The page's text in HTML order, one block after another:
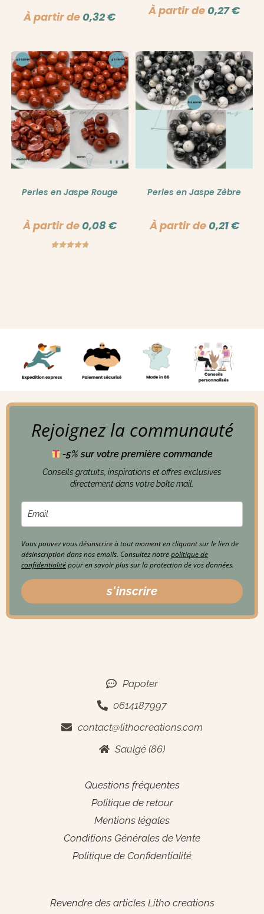
À partir de 0,32€ À partir de 0,27€
Perles en Jaspe Rouge
À partir de 0,08€
Perles en Jaspe Zèbre
À partir de 0,21€
Rejoignez la communauté
-5% sur votre première commande
Conseils gratuits, inspirations et offres exclusives
directement dans votre boîte mail.
Vous pouvez vous désinscrire à tout moment en cliquant sur le lien de
désinscription dans nos emails. Consultez notrepolitique de
confidentialitépour en savoir plus sur la protection de vos données.
s'inscrire
Papoter
0614187997
contact@lithocreations.com
Saulgé (86)
Questions fréquentes
Politique de retour
Mentions légales
Conditions Générales de Vente
Politique de Confidentialité
Revendre des articles Litho creations